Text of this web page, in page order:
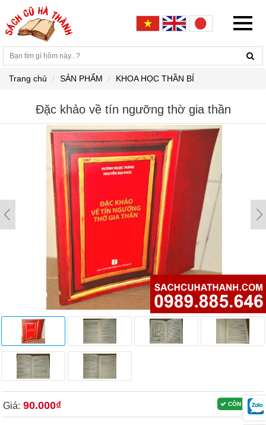
Trang chủ SẢN PHẨM KHOA HỌC THẦN BÍ
Đặc khảo về tín ngưỡng thờ gia thần
CÒN HÀNG
Giá: 90.000₫